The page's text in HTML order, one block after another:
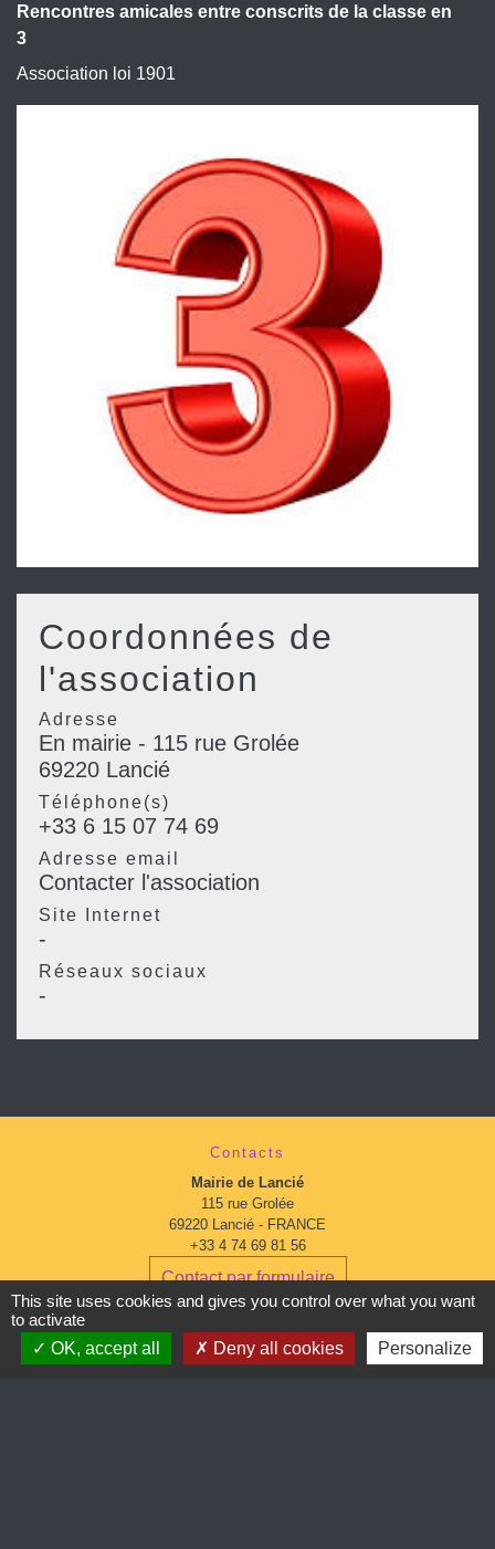
Rencontres amicales entre conscrits de la classe en
3
Association loi 1901
Coordonnées de
l'association
Adresse
En mairie - 115 rue Grolée
69220 Lancié
Téléphone(s)
+33 6 15 07 74 69
Adresse email
Contacter l'association
Site Internet
-
Réseaux sociaux
-
Contacts
Mairie de Lancié
115 rue Grolée
69220 Lancié - FRANCE
+33 4 74 69 81 56
Contact par formulaire
Horaires d'ouverture:
Du lundi au mardi : 9:00 à 12:00 - 13:00 à 16:30
This site uses cookies and gives you control over what you want
to activate
OK, accept all
Deny all cookies Personalize